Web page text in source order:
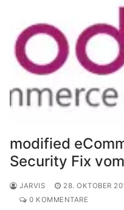
modified
Security Fix
JARVIS 28. OKTOBER
0 KOMMENTARE